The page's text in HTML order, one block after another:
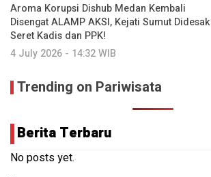
Aroma Korupsi Dishub Medan Kembali
Disengat ALAMP AKSI, Kejati Sumut Didesak
Seret Kadis dan PPK!
4 July 2026 - 14:32 WIB
Trending on Pariwisata
Berita Terbaru
No posts yet.